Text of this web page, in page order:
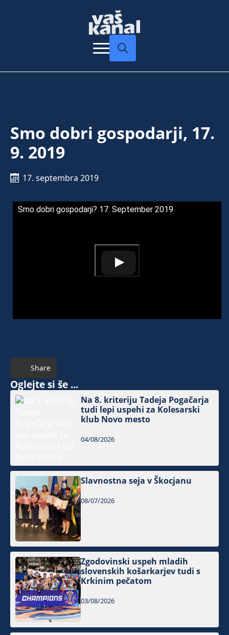
Smo dobri gospodarji, 17.
9. 2019
17. septembra 2019
Smo dobri gospodarji? 17. September 2019
Share
Oglejte si še ...
Na 8. kriteriju Tadeja Pogačarja
tudi lepi uspehi za Kolesarski
klub Novo mesto
04/08/2026
Slavnostna seja v Škocjanu
08/07/2026
Zgodovinski uspeh mladih
slovenskih košarkarjev tudi s
Krkinim pečatom
03/08/2026